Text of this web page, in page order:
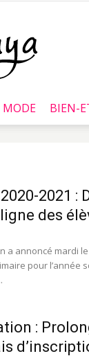
MODE BIEN-
2021 :
des
a annoncé mardi
pour l’année
: